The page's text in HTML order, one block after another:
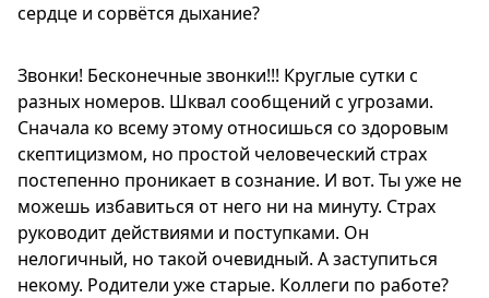
сердце и сорвётся дыхание?
Звонки! Бесконечные звонки!!! Круглые сутки с
разных номеров. Шквал сообщений с угрозами.
Сначала ко всему этому относишься со здоровым
скептицизмом, но простой человеческий страх
постепенно проникает в сознание. И вот. Ты уже не
можешь избавиться от него ни на минуту. Страх
руководит действиями и поступками. Он
нелогичный, но такой очевидный. А заступиться
некому. Родители уже старые. Коллеги по работе?